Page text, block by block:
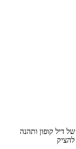
של דיל קופון ותהנה